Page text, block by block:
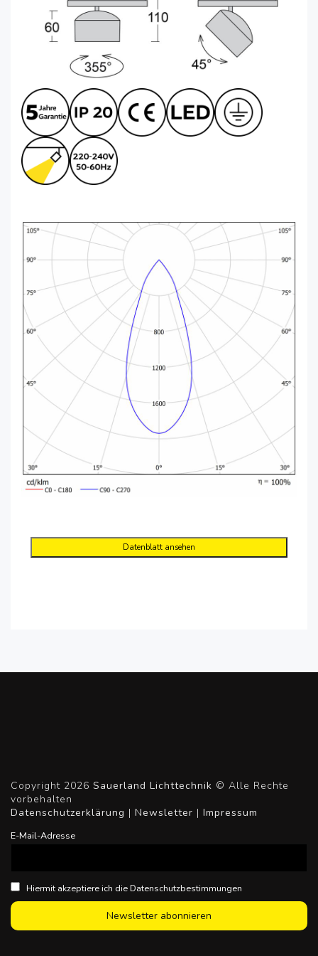
Datenblatt ansehen
Copyright 2026 Sauerland Lichttechnik © Alle Rechte
vorbehalten
Datenschutzerklärung | Newsletter | Impressum
E-Mail-Adresse
Hiermit akzeptiere ich die Datenschutzbestimmungen